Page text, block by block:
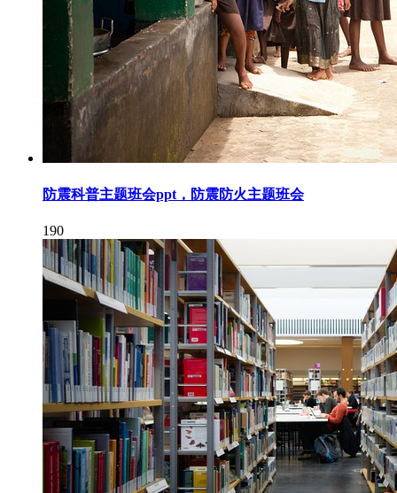
防震科普主题班会ppt，防震防火主题班会
190